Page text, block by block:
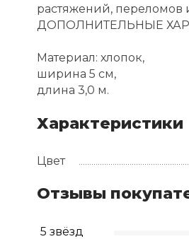
растяжений,
ДОПОЛНИТЕЛЬНЫЕ
Материал: хлопок,
ширина 5 см,
длина 3,0 м.
Характеристики
Цвет
Отзывы
5 звёзд